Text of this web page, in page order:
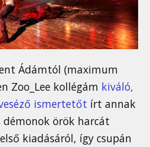
Ádámtól (maximum
Zoo_Lee kollégám kiváló,
ismertetőt írt annak
démonok örök harcát
kiadásáról, így csupán